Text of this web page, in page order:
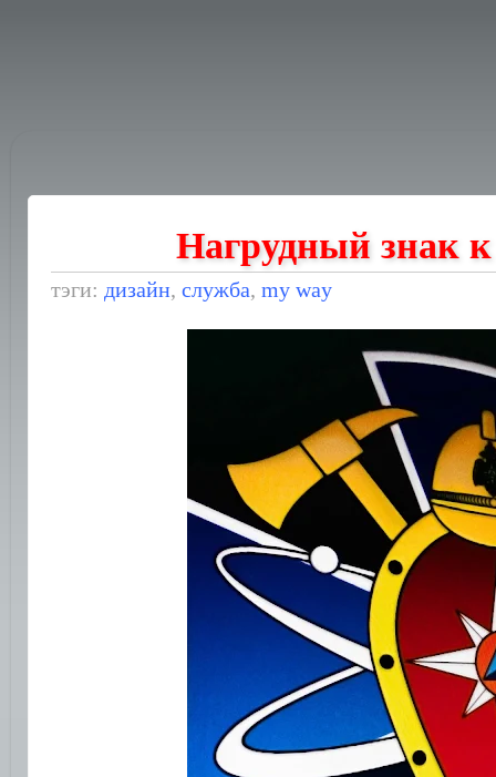
Нагрудный знак
тэги: дизайн, служба, my way